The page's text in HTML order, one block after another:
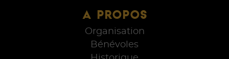
A PROPOS
Organisation
Bénévoles